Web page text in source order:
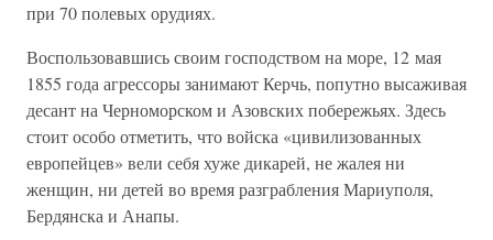
при 70 полевых орудиях.
Воспользовавшись своим господством на море, 12 мая
1855 года агрессоры занимают Керчь, попутно высаживая
десант на Черноморском и Азовских побережьях. Здесь
стоит особо отметить, что войска «цивилизованных
европейцев» вели себя хуже дикарей, не жалея ни
женщин, ни детей во время разграбления Мариуполя,
Бердянска и Анапы.